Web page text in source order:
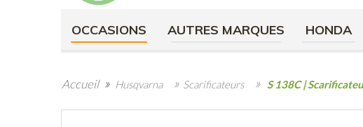
OCCASIONS AUTRES MARQUES HONDA
Accueil » Husqvarna » Scarificateurs » S 138C |